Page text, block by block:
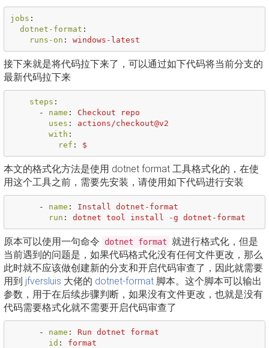
jobs :
dotnet-format :
runs-on : windows-latest
接下来就是将代码拉下来了，可以通过如下代码将当前分支的
最新代码拉下来
steps :
-
name :
Checkout repo
uses :
actions/checkout@v2
with :
ref : $
本文的格式化方法是使用 dotnet format 工具格式化的，在使
用这个工具之前，需要先安装，请使用如下代码进行安装
- name :
Install dotnet-format
run : dotnet tool install -g dotnet-format
原本可以使用一句命令 dotnet format 就进行格式化，但是
当前遇到的问题是，如果代码格式化没有任何文件更改，那么
此时就不应该做创建新的分支和开启代码审查了，因此就需要
用到 jfversluis 大佬的 dotnet-format 脚本。这个脚本可以输出
参数，用于在后续步骤判断，如果没有文件更改，也就是没有
代码需要格式化就不需要开启代码审查了
- name :
Run dotnet format
id :
format